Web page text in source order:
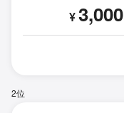
¥3,000
2位